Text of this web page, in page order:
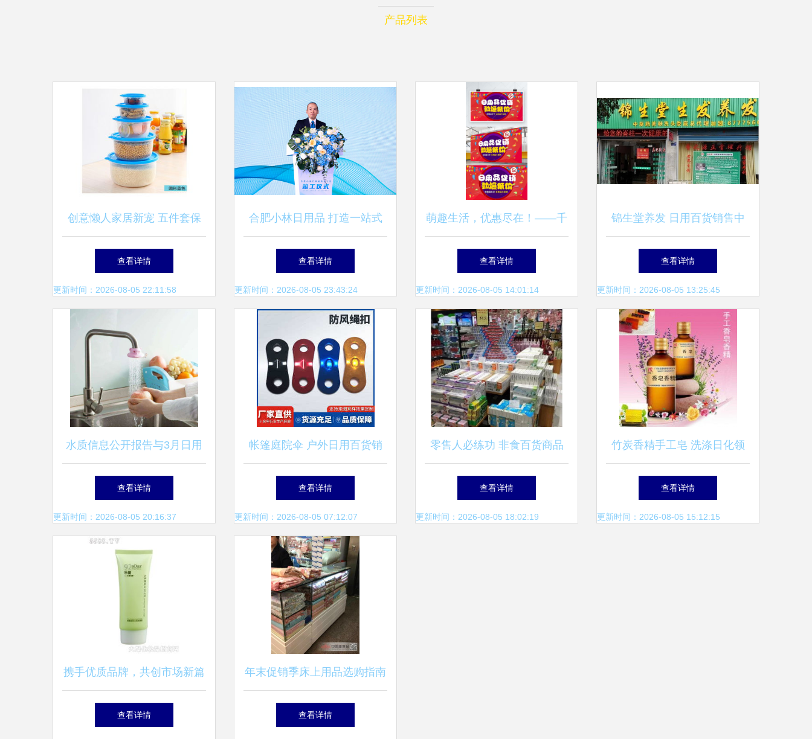
产品列表
创意懒人家居新宠 五件套保
鲜盒，厨房收纳与生活便利的
完美融合
查看详情
更新时间：2026-08-05 22:11:58
合肥小林日用品 打造一站式
日用百货销售新体验
查看详情
更新时间：2026-08-05 23:43:24
萌趣生活，优惠尽在！——千
库网日用品促销海报模板，轻
松打造可爱风促销展架
查看详情
更新时间：2026-08-05 14:01:14
锦生堂养发 日用百货销售中
的护发新选择
查看详情
更新时间：2026-08-05 13:25:45
水质信息公开报告与3月日用
百货销售 看似无关，实则同
映民生关切
查看详情
更新时间：2026-08-05 20:16:37
帐篷庭院伞 户外日用百货销
售的新宠
查看详情
更新时间：2026-08-05 07:12:07
零售人必练功 非食百货商品
陈列操作技巧全解析
查看详情
更新时间：2026-08-05 18:02:19
竹炭香精手工皂 洗涤日化领
域的创新与实用选择
查看详情
更新时间：2026-08-05 15:12:15
携手优质品牌，共创市场新篇
——专访厦门乐蔓日用品福州
查看详情
年末促销季床上用品选购指南
帐子公司、永安百货、新世界
查看详情